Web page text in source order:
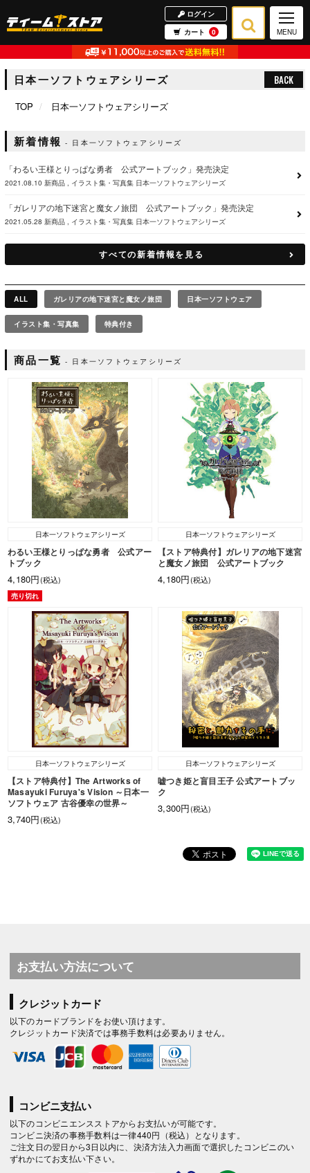
ログイン
カート
0 MENU
日本一ソフトウェアシリーズ BACK
TOP 日本一ソフトウェアシリーズ
新着情報 日本一ソフトウェアシリーズ
「わるい王様とりっぱな勇者 公式アートブック」発売決定
2021.08.10 新商品 イラスト集・写真集 日本一ソフトウェアシリーズ
「ガレリアの地下迷宮と魔女ノ旅団 公式アートブック」発売決定
2021.05.28 新商品 イラスト集・写真集 日本一ソフトウェアシリーズ
すべての新着情報を見る
ALL ガレリアの地下迷宮と魔女ノ旅団 日本一ソフトウェア
イラスト集・写真集 特典付き
商品一覧 日本一ソフトウェアシリーズ
日本一ソフトウェアシリーズ
わるい王様とりっぱな勇者 公式アー
トブック
4,180円(税込)
売り切れ
日本一ソフトウェアシリーズ
【ストア特典付】ガレリアの地下迷宮
と魔女ノ旅団 公式アートブック
4,180円(税込)
日本一ソフトウェアシリーズ
【ストア特典付】The Artworks of
Masayuki Furuya's Vision ～日本一
ソフトウェア 古谷優幸の世界～
3,740円(税込)
日本一ソフトウェアシリーズ
嘘つき姫と盲目王子 公式アートブッ
ク
3,300円(税込)
お支払い方法について
クレジットカード
以下のカードブランドをお使い頂けます。
クレジットカード決済では事務手数料は必要ありません。
コンビニ支払い
以下のコンビニエンスストアからお支払いが可能です。
コンビニ決済の事務手数料は一律440円（税込）となります。
ご注文日の翌日から3日以内に、決済方法入力画面で選択したコンビニのい
ずれかにてお支払い下さい。